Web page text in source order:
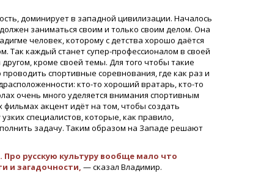
доминирует в западной цивилизации. Началось
заниматься своим и только своим делом. Она
человек, которому с детства хорошо даётся
Так каждый станет супер-профессионалом в своей
кроме своей темы. Для того чтобы такие
спортивные соревнования, где как раз и
кто-то хороший вратарь, кто-то
очень много уделяется внимания спортивным
акцент идёт на том, чтобы создать
специалистов, которые, как правило,
задачу. Таким образом на Западе решают
Про русскую культуру вообще мало что
и загадочности, — сказал Владимир.